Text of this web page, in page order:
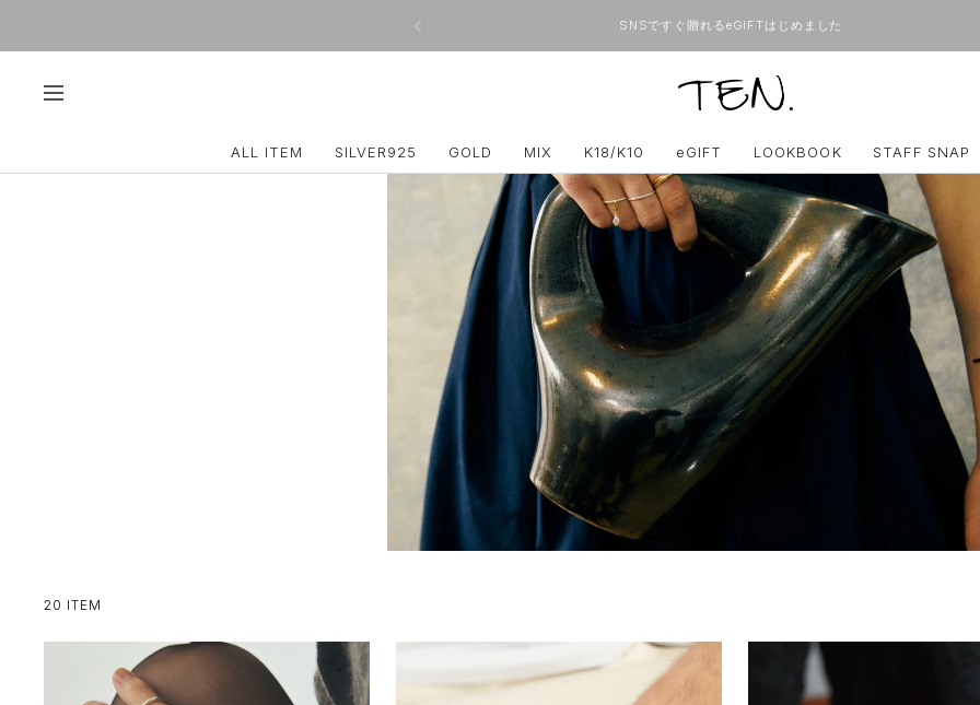
テ
ッ
る
SNSですぐ贈れるeGIFTはじめました
ナ
シ
ONLINE
TEN.
ALL ITEM SILVER925 GOLD MIX K18/K10 eGIFT LOOKBOOK STAFF SNAP
20 ITEM